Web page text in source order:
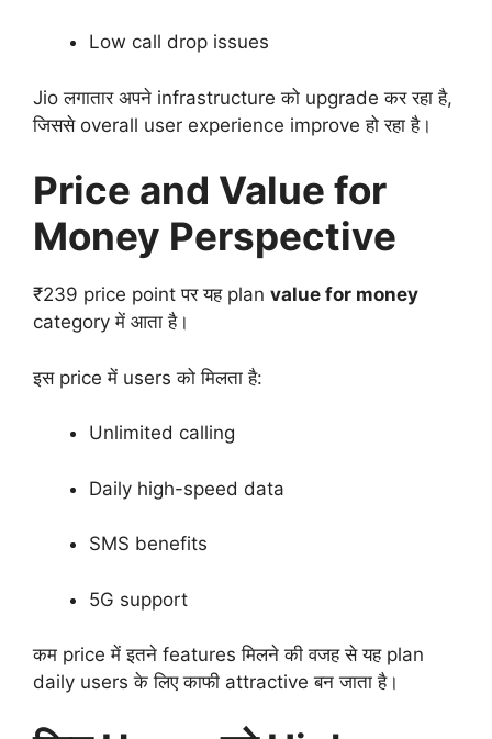
Low call drop issues
Jio लगातार अपने infrastructure को upgrade कर रहा है,
जिससे overall user experience improve हो रहा है।
Price and Value for
Money Perspective
₹239 price point पर यह plan value for money
category में आता है।
इस price में users को मिलता है:
Unlimited calling
Daily high-speed data
SMS benefits
5G support
कम price में इतने features मिलने की वजह से यह plan
daily users के लिए काफी attractive बन जाता है।